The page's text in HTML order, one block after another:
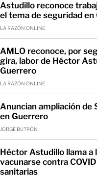
Astudillo reconoce
el tema de seguridad en
LA RAZÓN ONLINE
AMLO reconoce, por
gira, labor de Héctor
Guerrero
LA RAZÓN ONLINE
Anuncian ampliación de
en Guerrero
JORGE BUTRÓN
Héctor Astudillo llama a
vacunarse contra
sanitarias